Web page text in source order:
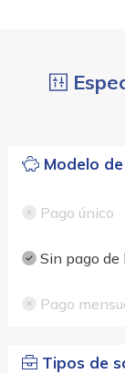
Modelo
Pago único
Sin pago de
Pago
Tipos de